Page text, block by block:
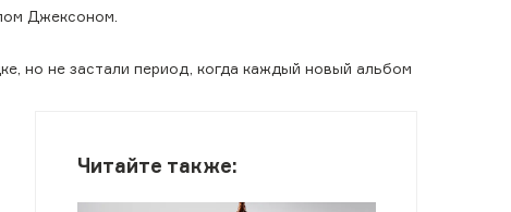
Джексоном.
но не застали период, когда каждый новый альбом
Читайте также: